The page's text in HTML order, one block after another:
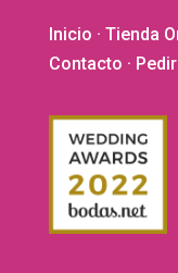
Inicio · Tienda
Contacto ·